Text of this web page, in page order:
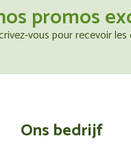
promos
vous pour recevoir
Ons bedrijf